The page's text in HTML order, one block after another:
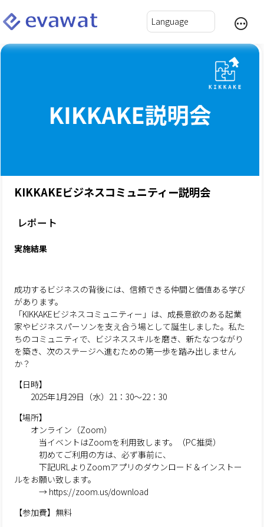
KIKKAKEビジネスコミュニティー説明会
レポート
実施結果
成功するビジネスの背後には、信頼できる仲間と価値ある学び
があります。
「KIKKAKEビジネスコミュニティー」は、成長意欲のある起業
家やビジネスパーソンを支え合う場として誕生しました。私た
ちのコミュニティで、ビジネススキルを磨き、新たなつながり
を築き、次のステージへ進むための第一歩を踏み出しません
か？
【日時】
2025年1月29日（水）21：30～22：30
【場所】
オンライン（Zoom）
当イベントはZoomを利用致します。（PC推奨）
初めてご利用の方は、必ず事前に、
下記URLよりZoomアプリのダウンロード＆インストー
ルをお願い致します。
→ https://zoom.us/download
【参加費】無料